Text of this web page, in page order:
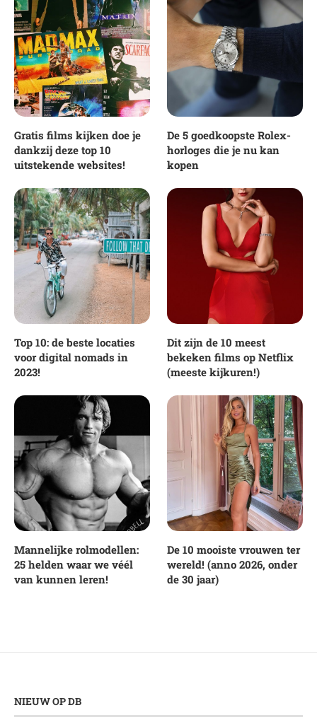
Gratis films kijken doe je
dankzij deze top 10
uitstekende websites!
De 5 goedkoopste Rolex-
horloges die je nu kan
kopen
Top 10: de beste locaties
voor digital nomads in
2023!
Dit zijn de 10 meest
bekeken films op Netflix
(meeste kijkuren!)
Mannelijke rolmodellen:
25 helden waar we véél
van kunnen leren!
De 10 mooiste vrouwen ter
wereld! (anno 2026, onder
de 30 jaar)
NIEUW OP DB